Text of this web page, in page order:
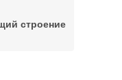
строение